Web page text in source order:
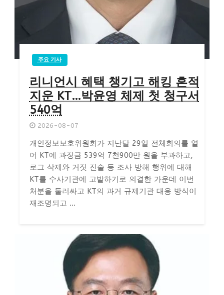
주요 기사
리니언시 혜택 챙기고 해킹 흔적
지운 KT…박윤영 체제 첫 청구서
540억
2026-08-07
개인정보보호위원회가 지난달 29일 전체회의를 열
어 KT에 과징금 539억 7천900만 원을 부과하고,
로그 삭제와 거짓 진술 등 조사 방해 행위에 대해
KT를 수사기관에 고발하기로 의결한 가운데 이번
처분을 둘러싸고 KT의 과거 규제기관 대응 방식이
재조명되고 ...